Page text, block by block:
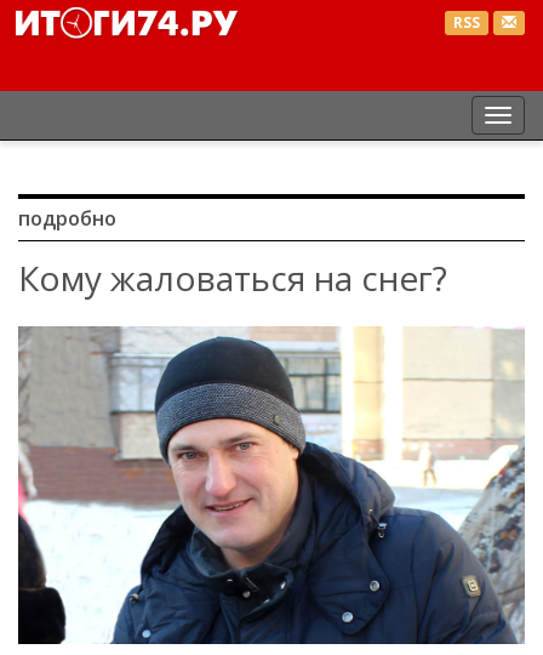
RSS
подробно
Кому жаловаться на снег?